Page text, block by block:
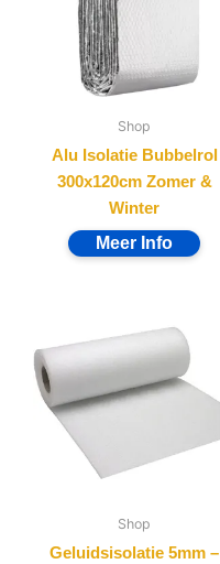
Shop
Alu Isolatie Bubbelrol
300x120cm Zomer &
Winter
Shop
Geluidsisolatie 5mm –